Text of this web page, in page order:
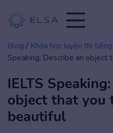
Blog / Khóa học luyện thi
Speaking: Describe an object
IELTS
object that you
beautiful